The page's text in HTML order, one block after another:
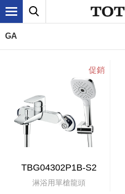
GA
TBG04302P1B-S2
淋浴用單槍龍頭